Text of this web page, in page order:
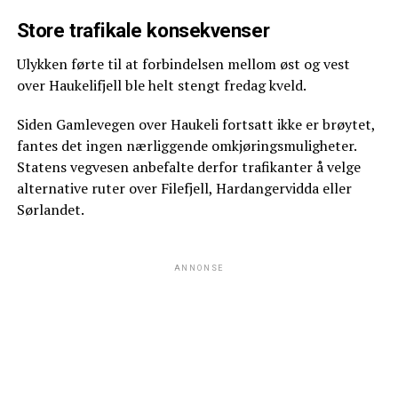
Store trafikale konsekvenser
Ulykken førte til at forbindelsen mellom øst og vest
over Haukelifjell ble helt stengt fredag kveld.
Siden Gamlevegen over Haukeli fortsatt ikke er brøytet,
fantes det ingen nærliggende omkjøringsmuligheter.
Statens vegvesen anbefalte derfor trafikanter å velge
alternative ruter over Filefjell, Hardangervidda eller
Sørlandet.
ANNONSE